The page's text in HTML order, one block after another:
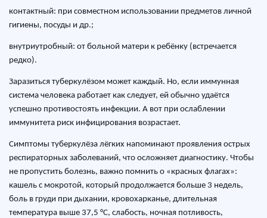
контактный: при совместном использовании предметов личной
гигиены, посуды и др.;
внутриутробный: от больной матери к ребёнку (встречается
редко).
Заразиться туберкулёзом может каждый. Но, если иммунная
система человека работает как следует, ей обычно удаётся
успешно противостоять инфекции. А вот при ослаблении
иммунитета риск инфицирования возрастает.
Симптомы туберкулёза лёгких напоминают проявления острых
респираторных заболеваний, что осложняет диагностику. Чтобы
не пропустить болезнь, важно помнить о «красных флагах»:
кашель с мокротой, который продолжается больше 3 недель,
боль в груди при дыхании, кровохарканье, длительная
температура выше 37,5 °C, слабость, ночная потливость,